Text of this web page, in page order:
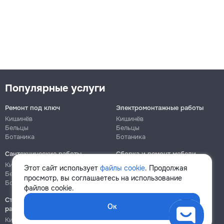
Этот сайт использует файлы cookie. Продолжая
просмотр, вы соглашаетесь на использование
файлов cookie.
Ок
Популярные услуги
Ремонт под ключ
Кишинёв
Бельцы
Ботаника
Электромонтажные работы
Кишинёв
Бельцы
Ботаника
Сантехнические работы
Кишинёв
Бельцы
Ботаника
Сборка и ремонт мебели
Кишинёв
Ботаника
Строительно-монтажные
работы
Кишинёв